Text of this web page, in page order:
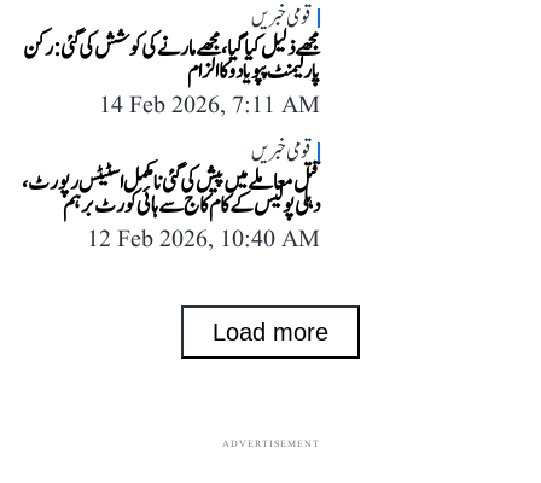
قومی خبریں
مجھے ذلیل کیا گیا، مجھے مارنے کی کوشش کی گئی: رکن
پارلیمنٹ پپو یادو کا الزام
14 Feb 2026, 7:11 AM
قومی خبریں
قتل معاملے میں پیش کی گئی نامکمل اسٹیٹس رپورٹ،
دہلی پولیس کے کام کاج سے ہائی کورٹ برہم
12 Feb 2026, 10:40 AM
Load more
ADVERTISEMENT